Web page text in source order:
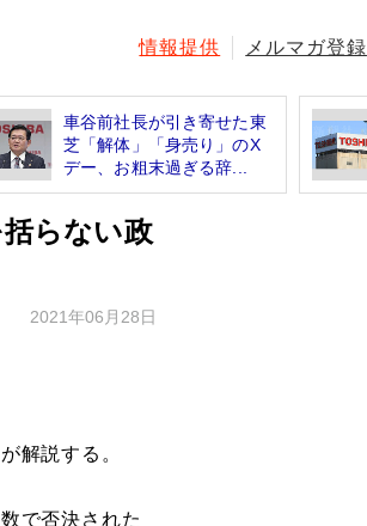
情報提供 メルマガ登録
車谷前社長が引き寄せた東
芝「解体」「身売り」のX
デー、お粗末過ぎる辞...
らない政
2021年06月28日
解説する。
で否決された